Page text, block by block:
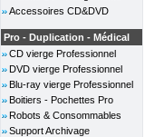
Accessoires CD&DVD
Pro - Duplication - Médical
CD vierge Professionnel
DVD vierge Professionnel
Blu-ray vierge Professionnel
Boitiers - Pochettes Pro
Robots & Consommables
Support Archivage